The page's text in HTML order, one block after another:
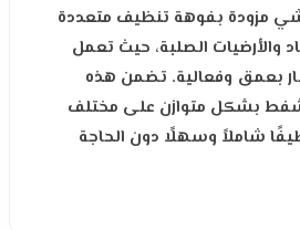
مزودة بفوهة تنظيف متعددة
والأرضيات الصلبة، حيث تعمل
بعمق وفعالية. تضمن هذه
بشكل متوازن على مختلف
شاملاً وسهلًا دون الحاجة